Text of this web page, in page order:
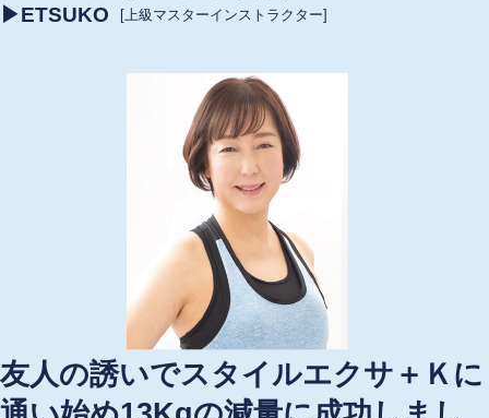
▶ETSUKO [上級マスターインストラクター]
友人の誘いでスタイルエクサ＋Ｋに